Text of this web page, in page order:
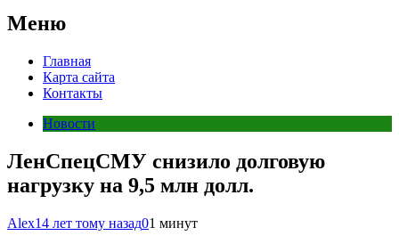
Меню
Главная
Карта сайта
Контакты
Новости
ЛенСпецСМУ снизило долговую
нагрузку на 9,5 млн долл.
Alex14 лет тому назад01 минут